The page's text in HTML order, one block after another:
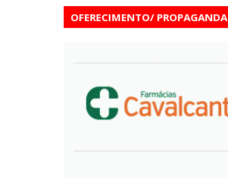
OFERECIMENTO/ PROPAGANDA